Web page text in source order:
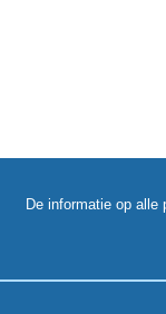
De informatie op alle